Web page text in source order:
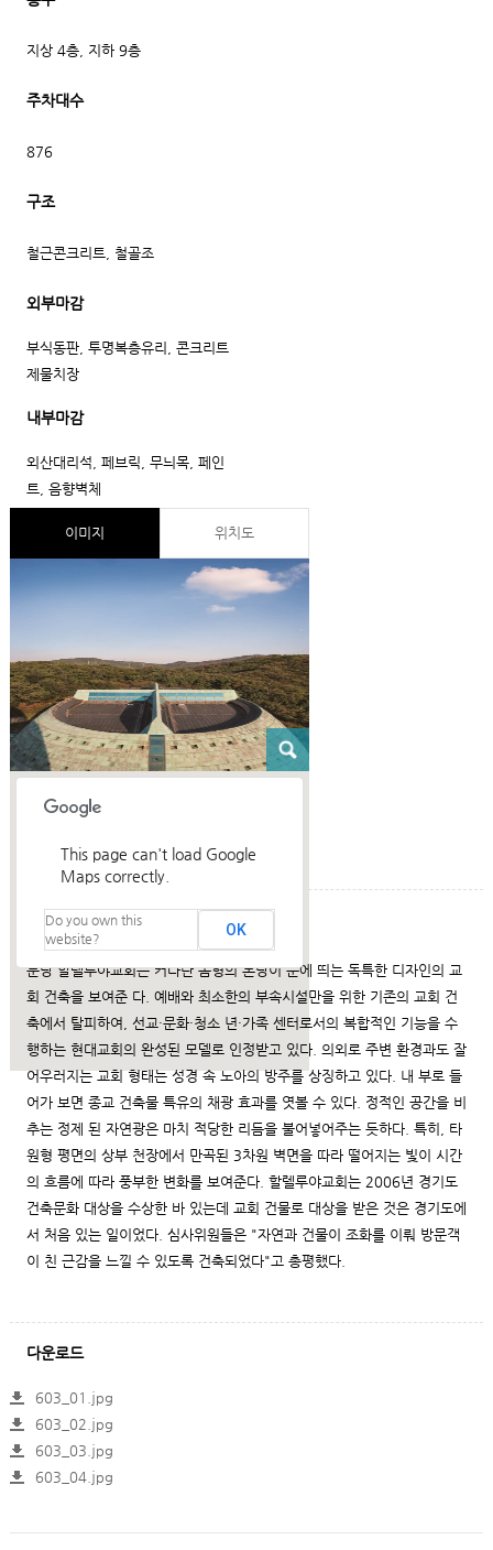
지상 4층, 지하 9층
주차대수
876
구조
철근콘크리트, 철골조
외부마감
부식동판, 투명복층유리, 콘크리트
제물치장
내부마감
외산대리석, 페브릭, 무늬목, 페인
트, 음향벽체
이미지 위치도
This page can't load Google
Maps correctly.
Do you own this
website?
OK
건축설명
분당 할렐루야교회는 커다란 돔형의 본당이 눈에 띄는 독특한 디자인의 교
회 건축을 보여준 다. 예배와 최소한의 부속시설만을 위한 기존의 교회 건
축에서 탈피하여, 선교·문화·청소 년·가족 센터로서의 복합적인 기능을 수
행하는 현대교회의 완성된 모델로 인정받고 있다. 의외로 주변 환경과도 잘
어우러지는 교회 형태는 성경 속 노아의 방주를 상징하고 있다. 내 부로 들
어가 보면 종교 건축물 특유의 채광 효과를 엿볼 수 있다. 정적인 공간을 비
추는 정제 된 자연광은 마치 적당한 리듬을 불어넣어주는 듯하다. 특히, 타
원형 평면의 상부 천장에서 만곡된 3차원 벽면을 따라 떨어지는 빛이 시간
의 흐름에 따라 풍부한 변화를 보여준다. 할렐루야교회는 2006년 경기도
건축문화 대상을 수상한 바 있는데 교회 건물로 대상을 받은 것은 경기도에
서 처음 있는 일이었다. 심사위원들은 "자연과 건물이 조화를 이뤄 방문객
이 친 근감을 느낄 수 있도록 건축되었다"고 총평했다.
다운로드
603_01.jpg
603_02.jpg
603_03.jpg
603_04.jpg